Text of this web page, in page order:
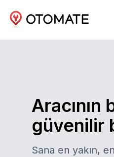
Aracının
güvenilir
Sana en yakın,